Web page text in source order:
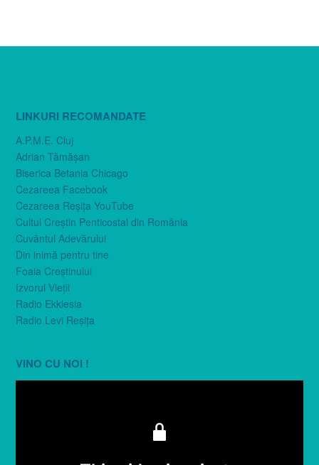
LINKURI RECOMANDATE
A.P.M.E. Cluj
Adrian Tămăşan
Biserica Betania Chicago
Cezareea Facebook
Cezareea Reşiţa YouTube
Cultul Creştin Penticostal din România
Cuvântul Adevărului
Din inimă pentru tine
Foaia Creştinului
Izvorul Vieţii
Radio Ekklesia
Radio Levi Reşiţa
VINO CU NOI !